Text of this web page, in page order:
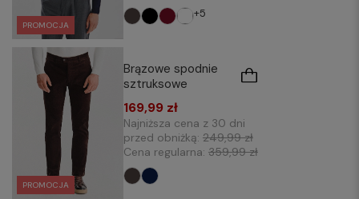
PROMOCJA
+5
PROMOCJA
Brązowe spodnie
sztruksowe
169,99 zł
Najniższa cena z 30 dni
przed obniżką: 249,99 zł
Cena regularna: 359,99 zł